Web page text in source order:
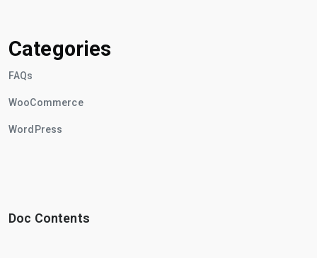
Categories
FAQs
WooCommerce
WordPress
Doc Contents